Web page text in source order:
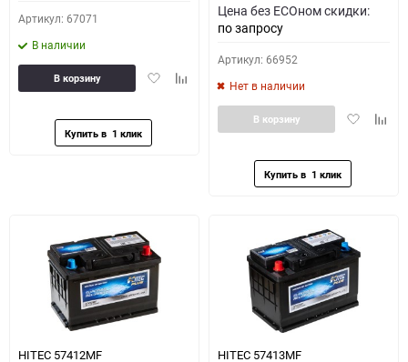
Артикул: 67071
В наличии
ДобавитьДобавить
сравнению
В корзину
Цена без ECOном скидки:
по запросу
Артикул: 66952
Нет в наличии
Добавить
В корзину
HITEC 57412MF HITEC 57413MF